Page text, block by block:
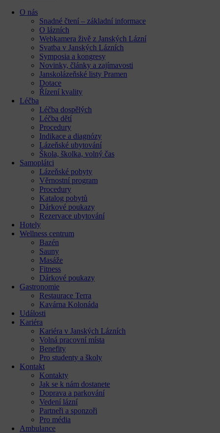
O nás
Snadné čtení – základní informace
O lázních
Webkamera živě z Janských Lázní
Svatba v Janských Lázních
Symposia a kongresy
Novinky, články a zajímavosti
Janskolázeňské listy Pramen
Dotace
Řízení kvality
Léčba
Léčba dospělých
Léčba dětí
Procedury
Indikace a diagnózy
Lázeňské ubytování
Škola, školka, volný čas
Samoplátci
Lázeňské pobyty
Věrnostní program
Procedury
Katalog pobytů
Dárkové poukazy​
Rezervace ubytování
Hotely
Wellness centrum
Bazén
Sauny
Masáže
Fitness
Dárkové poukazy​
Gastronomie
Restaurace Terra
Kavárna Kolonáda
Události
Kariéra
Kariéra v Janských Lázních
Volná pracovní místa
Benefity
Pro studenty a školy
Kontakt
Kontakty
Jak se k nám dostanete
Doprava a parkování
Vedení lázní
Partneři a sponzoři
Pro média
Ambulance